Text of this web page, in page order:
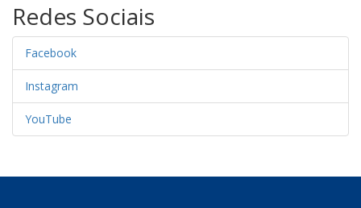
Redes Sociais
Facebook
Instagram
YouTube